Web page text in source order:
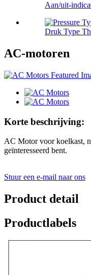
Aan/uit-
Druk Type
AC-motoren
Korte beschrijving:
AC Motor voor koelkast,
geïnteresseerd bent.
Stuur een e-mail naar ons
Product detail
Productlabels